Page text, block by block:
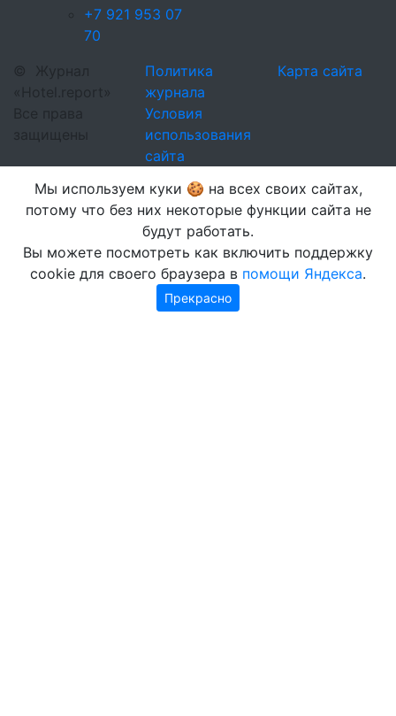
+7 921 953 07
70
©
Журнал
«Hotel.report»
Все права
защищены
Политика
журнала
Условия
использования
сайта
Карта сайта
Мы используем куки 🍪 на всех своих сайтах,
потому что без них некоторые функции сайта не
будут работать.
Вы можете посмотреть как включить поддержку
cookie для своего браузера в помощи Яндекса.
Прекрасно